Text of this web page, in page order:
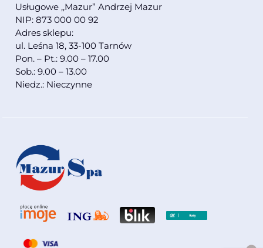
Usługowe ,,Mazur” Andrzej Mazur
NIP: 873 000 00 92
Adres sklepu:
ul. Leśna 18, 33-100 Tarnów
Pon. – Pt.: 9.00 – 17.00
Sob.: 9.00 – 13.00
Niedz.: Nieczynne